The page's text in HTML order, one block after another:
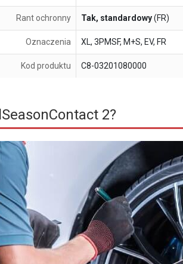
Rant ochronny Tak, standardowy(FR)
Oznaczenia XL, 3PMSF, M+S, EV, FR
Kod produktu C8-03201080000
2?